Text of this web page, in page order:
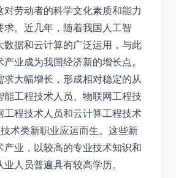
对劳动者的科学文化素质和能力
求。近几年，随着我国人工智
数据和云计算的广泛运用，与此
业成为我国经济新的增长点。
求大幅增长，形成相对稳定的从
能工程技术人员、物联网工程技
工程技术人员和云计算工程技术
术类新职业应运而生。这些新
产业，以较高的专业技术知识和
人员普遍具有较高学历。